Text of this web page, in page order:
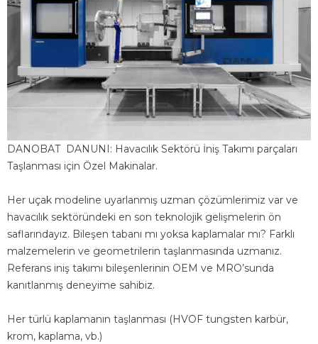
DANOBAT DANUNI: Havacılık Sektörü İniş Takımı parçaları
Taşlanması için Özel Makinalar.
Her uçak modeline uyarlanmış uzman çözümlerimiz var ve
havacılık sektöründeki en son teknolojik gelişmelerin ön
saflarındayız. Bileşen tabanı mı yoksa kaplamalar mı? Farklı
malzemelerin ve geometrilerin taşlanmasında uzmanız.
Referans iniş takımı bileşenlerinin OEM ve MRO’sunda
kanıtlanmış deneyime sahibiz.
Her türlü kaplamanın taşlanması (HVOF tungsten karbür,
krom, kaplama, vb.)